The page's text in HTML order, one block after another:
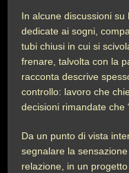
In alcune discussioni
dedicate ai sogni,
tubi chiusi in cui si
frenare, talvolta con la
racconta descrive
controllo: lavoro che
decisioni rimandate che
Da un punto di vista
segnalare la
relazione, in un